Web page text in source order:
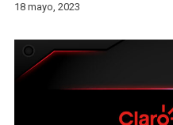
18 mayo, 2023